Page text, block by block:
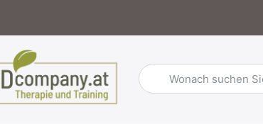
Geben Sie einen